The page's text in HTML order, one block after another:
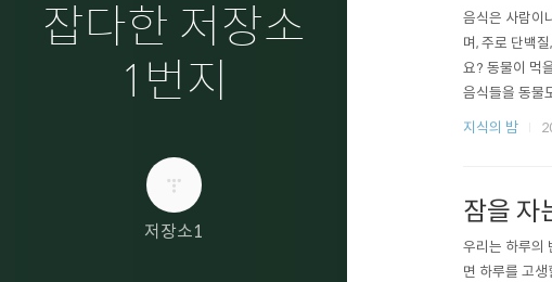
잡다한 저장소
1번지
저장소1
음식은 사람이
며, 주로 단백
요? 동물이 먹
음식들을 동물
우에 적당한 양
지식의 밤
잠을 자
우리는 하루의
면 하루를 고